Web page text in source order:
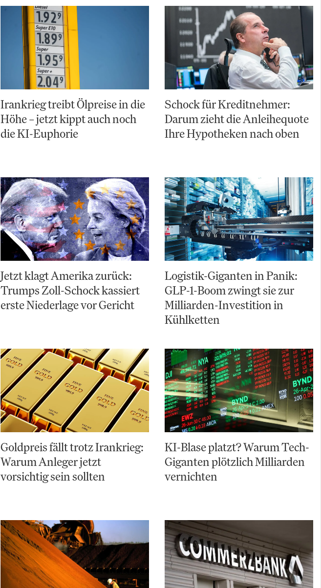
Irankrieg treibt Ölpreise in die
Höhe – jetzt kippt auch noch
die KI-Euphorie
Schock für Kreditnehmer:
Darum zieht die Anleihequote
Ihre Hypotheken nach oben
Jetzt klagt Amerika zurück:
Trumps Zoll-Schock kassiert
erste Niederlage vor Gericht
Logistik-Giganten in Panik:
GLP-1-Boom zwingt sie zur
Milliarden-Investition in
Kühlketten
Goldpreis fällt trotz Irankrieg:
Warum Anleger jetzt
vorsichtig sein sollten
KI-Blase platzt? Warum Tech-
Giganten plötzlich Milliarden
vernichten